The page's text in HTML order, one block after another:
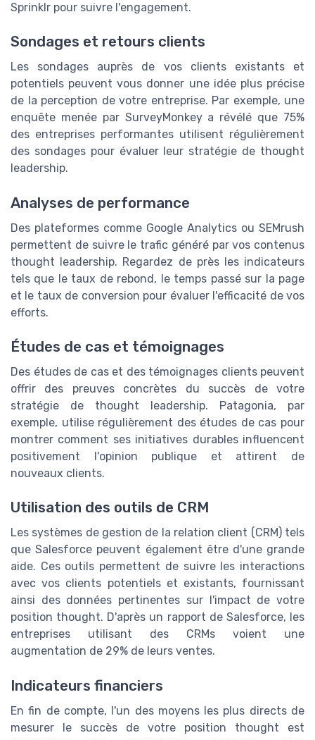
Sprinklr pour suivre l'engagement.
Sondages et retours clients
Les sondages auprès de vos clients existants et
potentiels peuvent vous donner une idée plus précise
de la perception de votre entreprise. Par exemple, une
enquête menée par SurveyMonkey a révélé que 75%
des entreprises performantes utilisent régulièrement
des sondages pour évaluer leur stratégie de thought
leadership.
Analyses de performance
Des plateformes comme Google Analytics ou SEMrush
permettent de suivre le trafic généré par vos contenus
thought leadership. Regardez de près les indicateurs
tels que le taux de rebond, le temps passé sur la page
et le taux de conversion pour évaluer l'efficacité de vos
efforts.
Études de cas et témoignages
Des études de cas et des témoignages clients peuvent
offrir des preuves concrètes du succès de votre
stratégie de thought leadership. Patagonia, par
exemple, utilise régulièrement des études de cas pour
montrer comment ses initiatives durables influencent
positivement l'opinion publique et attirent de
nouveaux clients.
Utilisation des outils de CRM
Les systèmes de gestion de la relation client (CRM) tels
que Salesforce peuvent également être d'une grande
aide. Ces outils permettent de suivre les interactions
avec vos clients potentiels et existants, fournissant
ainsi des données pertinentes sur l'impact de votre
position thought. D'après un rapport de Salesforce, les
entreprises utilisant des CRMs voient une
augmentation de 29% de leurs ventes.
Indicateurs financiers
En fin de compte, l'un des moyens les plus directs de
mesurer le succès de votre position thought est